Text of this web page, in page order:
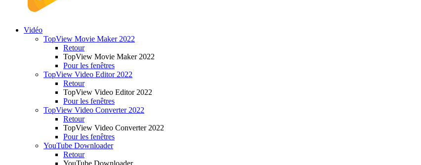
Vidéo
TopView Movie Maker 2022
Retour
TopView Movie Maker 2022
Pour les fenêtres
TopView Video Editor 2022
Retour
TopView Video Editor 2022
Pour les fenêtres
TopView Video Converter 2022
Retour
TopView Video Converter 2022
Pour les fenêtres
YouTube Downloader
Retour
YouTube Downloader